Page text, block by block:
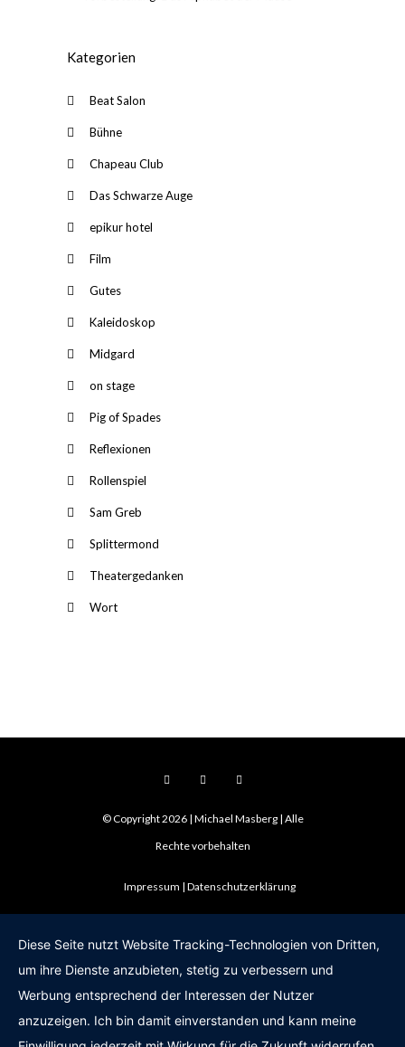
Kategorien
Beat Salon
Bühne
Chapeau Club
Das Schwarze Auge
epikur hotel
Film
Gutes
Kaleidoskop
Midgard
on stage
Pig of Spades
Reflexionen
Rollenspiel
Sam Greb
Splittermond
Theatergedanken
Wort
© Copyright 2026 | Michael Masberg | Alle
Rechte vorbehalten
Impressum Datenschutzerklärung
Diese Seite nutzt Website Tracking-Technologien von Dritten,
um ihre Dienste anzubieten, stetig zu verbessern und
Werbung entsprechend der Interessen der Nutzer
anzuzeigen. Ich bin damit einverstanden und kann meine